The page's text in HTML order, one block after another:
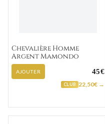
Chevalière Homme
Argent Mamondo
AJOUTER 45€
CLUB 22,50€ →